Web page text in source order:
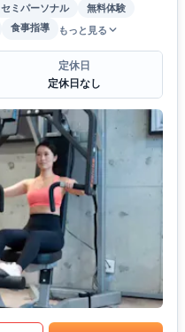
セミパーソナル
無料体験
食事指導 もっと見る
定休日
定休日なし